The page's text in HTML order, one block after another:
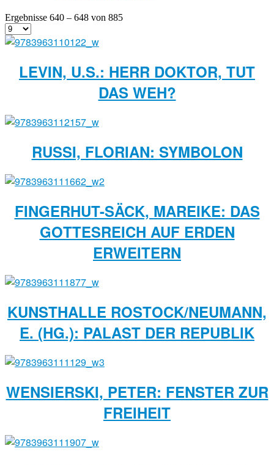
Ergebnisse 640 – 648 von 885
LEVIN, U.S.: HERR DOKTOR, TUT
DAS WEH?
RUSSI, FLORIAN: SYMBOLON
FINGERHUT-SÄCK, MAREIKE: DAS
GOTTESREICH AUF ERDEN
ERWEITERN
KUNSTHALLE ROSTOCK/NEUMANN,
E. (HG.): PALAST DER REPUBLIK
WENSIERSKI, PETER: FENSTER ZUR
FREIHEIT